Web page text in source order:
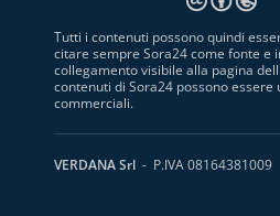
Tutti i contenuti possono quindi
citare sempre Sora24 come fonte e
collegamento visibile alla pagina
contenuti di Sora24 possono essere
commerciali.
VERDANA Srl - P.IVA 08164381009